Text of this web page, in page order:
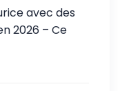
avec des
2026 – Ce